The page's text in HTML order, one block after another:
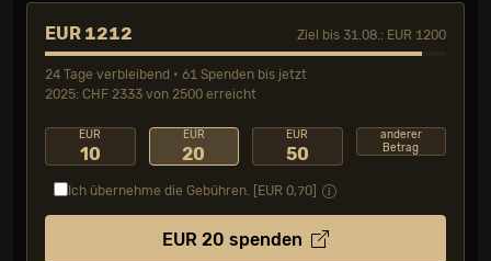
EUR 1212 Ziel bis 31.08.: EUR 1200
24 Tage verbleibend • 61 Spenden bis jetzt
2025: CHF 2333 von 2500 erreicht
EUR
10
EUR
20
EUR
50
anderer
Betrag
Ich übernehme die Gebühren. [EUR 0,70
EUR 20 spenden